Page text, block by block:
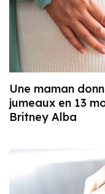
Une maman
jumeaux en 13
Britney Alba